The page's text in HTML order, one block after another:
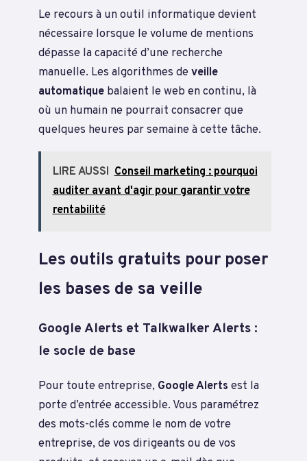
Le recours à un outil informatique devient
nécessaire lorsque le volume de mentions
dépasse la capacité d’une recherche
manuelle. Les algorithmes deveille
automatique balaient le web en continu, là
où un humain ne pourrait consacrer que
quelques heures par semaine à cette tâche.
LIRE AUSSI Conseil marketing : pourquoi
auditer avant d'agir pour garantir votre
rentabilité
Les outils gratuits pour poser
les bases de sa veille
Google Alerts et Talkwalker Alerts :
le socle de base
Pour toute entreprise, Google Alerts est la
porte d’entrée accessible. Vous paramétrez
des mots-clés comme le nom de votre
entreprise, de vos dirigeants ou de vos